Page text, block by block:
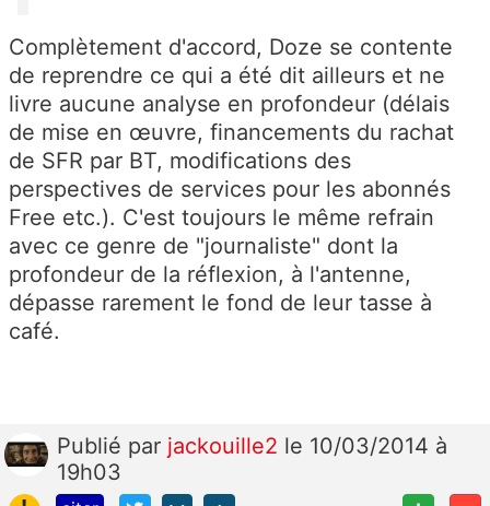
Complètement d'accord, Doze se contente
de reprendre ce qui a été dit ailleurs et ne
livre aucune analyse en profondeur (délais
de mise en œuvre, financements du rachat
de SFR par BT, modifications des
perspectives de services pour les abonnés
Free etc.). C'est toujours le même refrain
avec ce genre de "journaliste" dont la
profondeur de la réflexion, à l'antenne,
dépasse rarement le fond de leur tasse à
café.
Publié par jackouille2 le 10/03/2014 à
19h03